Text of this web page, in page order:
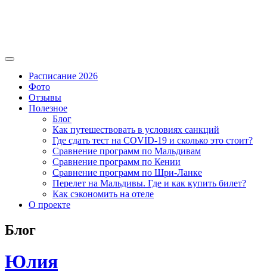
Расписание 2026
Фото
Отзывы
Полезное
Блог
Как путешествовать в условиях санкций
Где сдать тест на COVID-19 и сколько это стоит?
Сравнение программ по Мальдивам
Сравнение программ по Кении
Сравнение программ по Шри-Ланке
Перелет на Мальдивы. Где и как купить билет?
Как сэкономить на отеле
О проекте
Блог
Юлия